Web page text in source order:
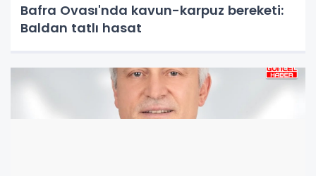
Bafra Ovası'nda kavun-karpuz bereketi:
Baldan tatlı hasat